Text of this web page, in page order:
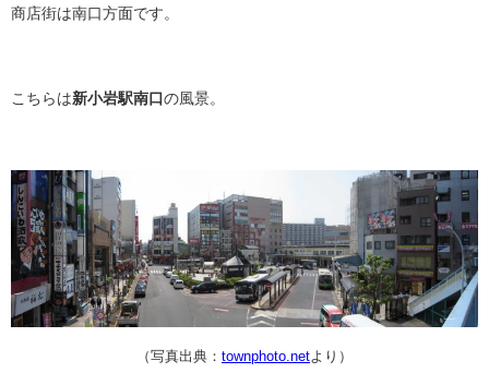
商店街は南口方面です。
こちらは新小岩駅南口 の風景。
（写真出典： townphoto.netより）